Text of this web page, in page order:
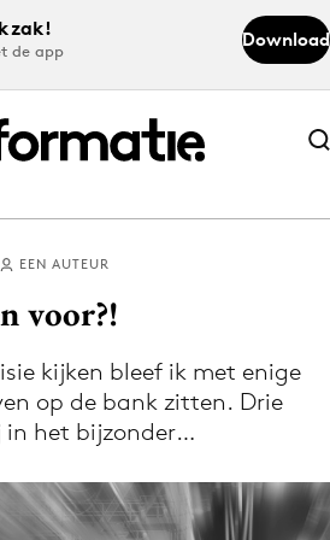
de app
Download
Abonneer nu
Abonneer nu
de app
via de Adformatie
app
EEN AUTEUR
voor?!
kijken bleef ik met enige
op de bank zitten. Drie
in het bijzonder…